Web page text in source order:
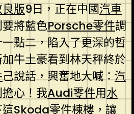
版9日，正在中國汽車
將藍色Porsche零件調
點二，陷入了更深的哲
牛土豪看到林天秤終於
己說話，興奮地大喊：汽
擔心！我Audi零件用水
Skoda零件棟樓，讓